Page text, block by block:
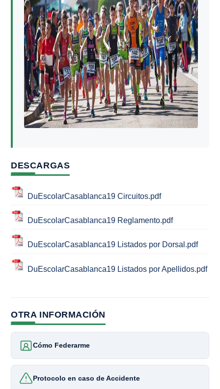
DESCARGAS
DuEscolarCasablanca19 Circuitos.pdf
DuEscolarCasablanca19 Reglamento.pdf
DuEscolarCasablanca19 Listados por Dorsal.pdf
DuEscolarCasablanca19 Listados por Apellidos.pdf
OTRA INFORMACIÓN
Cómo Federarme
Protocolo en caso de Accidente